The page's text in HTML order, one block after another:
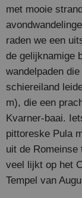
met mooie
raden we een
de gelijknamige
wandelpaden
schiereiland
m), die een
Kvarner-baai.
pittoreske Pula
uit de Romeinse
veel lijkt op het
Tempel van